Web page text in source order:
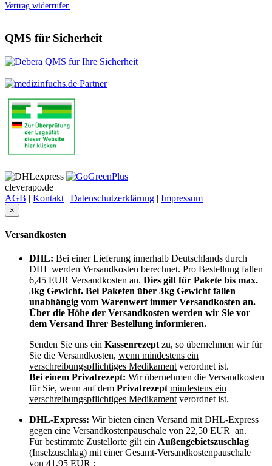
Vertrag widerrufen
QMS für Sicherheit
cleverapo.de
AGB | Kontakt | Datenschutzerklärung | Impressum
×
Versandkosten
DHL: Bei einer Lieferung innerhalb Deutschlands durch
DHL werden Versandkosten berechnet. Pro Bestellung fallen
6,45 EUR Versandkosten an. Dies gilt für Pakete bis max.
3kg Gewicht. Bei Paketen über 3kg Gewicht fallen
unabhängig vom Warenwert immer Versandkosten an.
Über die Höhe der Versandkosten werden wir Sie vor
dem Versand Ihrer Bestellung informieren.
Senden Sie uns ein Kassenrezept zu, so übernehmen wir für
Sie die Versandkosten, wenn mindestens ein
verschreibungspflichtiges Medikament verordnet ist.
Bei einem Privatrezept: Wir übernehmen die Versandkosten
für Sie, wenn auf dem Privatrezept mindestens ein
verschreibungspflichtiges Medikament verordnet ist.
DHL-Express: Wir bieten einen Versand mit DHL-Express
gegen eine Versandkostenpauschale von 22,50 EUR an.
Für bestimmte Zustellorte gilt ein Außengebietszuschlag
(Inselzuschlag) mit einer Gesamt-Versandkostenpauschale
von 41,95 EUR :